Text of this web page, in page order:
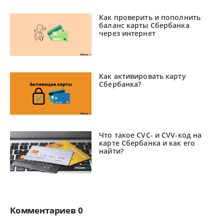
Как проверить и пополнить
баланс карты Сбербанка
через интернет
Как активировать карту
Сбербанка?
Что такое CVC- и CVV-код на
карте Сбербанка и как его
найти?
Комментариев 0